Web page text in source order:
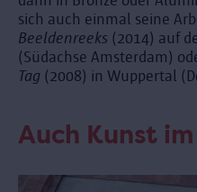
sich auch einmal seine
Beeldenreeks (2014) auf
(Südachse Amsterdam)
Tag (2008) in Wuppertal
Auch Kunst im